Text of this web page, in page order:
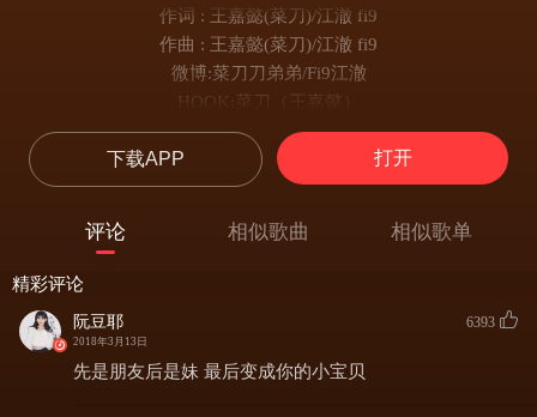
作词 : 王嘉懿(菜刀)/江澈 fi9
作曲 : 王嘉懿(菜刀)/江澈 fi9
微博:菜刀刀弟弟/Fi9江澈
HOOK:菜刀（王嘉懿）
我喜欢你的一切
当你躺在我怀里
这种感觉没法比
你像猫一样淘气
我始终有一个秘密
下载APP 打开
评论 相似歌曲 相似歌单
精彩评论
阮豆耶
2018年3月13日
6393
先是朋友后是妹 最后变成你的小宝贝